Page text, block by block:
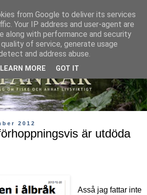
2012
är utdöda
Asså jag fattar inte
from Google to deliver its services
Your IP address and user-agent are
along with performance and security
of service, generate usage
and address abuse.
LEARN MORE GOT IT